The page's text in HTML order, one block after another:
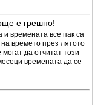
е грешно!
и времената все пак са
времето през лятото
да отчитат този
времената да се